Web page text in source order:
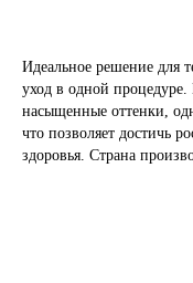
Идеальное решение для
уход в одной
насыщенные оттенки,
что позволяет достичь
здоровья. Страна